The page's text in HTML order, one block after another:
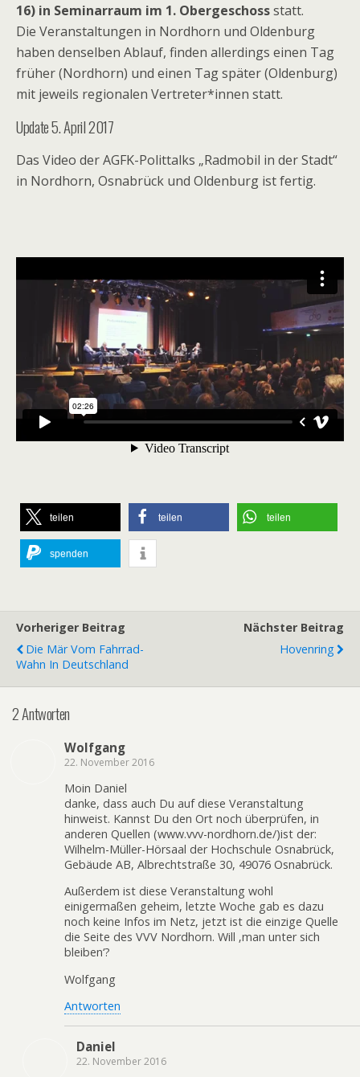
16) in Seminarraum im 1. Obergeschossstatt.
Die Veranstaltungen in Nordhorn und Oldenburg
haben denselben Ablauf, finden allerdings einen Tag
früher (Nordhorn) und einen Tag später (Oldenburg)
mit jeweils regionalen Vertreter*innen statt.
Update 5. April 2017
Das Video der AGFK-Polittalks „Radmobil in der Stadt“
in Nordhorn, Osnabrück und Oldenburg ist fertig.
teilen teilen teilen
spenden
Vorheriger Beitrag
Die Mär Vom Fahrrad-
Wahn In Deutschland
Nächster Beitrag
Hovenring
2 Antworten
Wolfgang
22. November 2016
Moin Daniel
danke, dass auch Du auf diese Veranstaltung
hinweist. Kannst Du den Ort noch überprüfen, in
anderen Quellen (www.vvv-nordhorn.de/)ist der:
Wilhelm-Müller-Hörsaal der Hochschule Osnabrück,
Gebäude AB, Albrechtstraße 30, 49076 Osnabrück.
Außerdem ist diese Veranstaltung wohl
einigermaßen geheim, letzte Woche gab es dazu
noch keine Infos im Netz, jetzt ist die einzige Quelle
die Seite des VVV Nordhorn. Will ‚man unter sich
bleiben‘?
Wolfgang
Antworten
Daniel
22. November 2016